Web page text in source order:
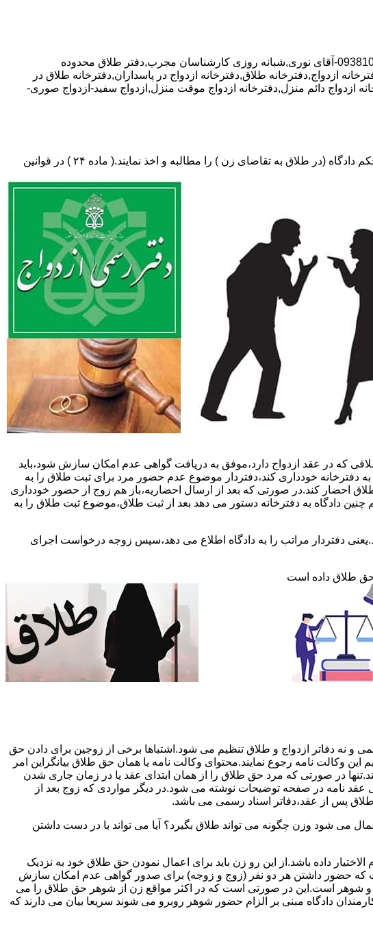
با تخفیف ویژه مشاوره رایگان,09381024452-آقای نوری,شبانه روزی کارشناسان مجرب,دفتر طلاق محدوده
ازدواج,دفترخانه طلاق,دفترخانه ازدواج در پاسداران,دفترخانه طلاق در
ازدواج دائم منزل,دفترخانه ازدواج موقت منزل,ازدواج سفید-ازدواج صوری-
دفتر طلاق،باید در ثبت طلاق گواهی عدم امکان سازش (مخصوص طلاق توافقی و یا طلاق به تقاضای مرد ) و لازم ضروری حکم دادگاه (در طلاق به تقاضای زن ) را مطالبه و اخذ نمایند.( ماده ۲۴ ) در قوانین
که در عقد ازدواج دارد،موفق به دریافت گواهی عدم امکان سازش شود،باید
دفترخانه خودداری کند،دفتردار موضوع عدم حضور مرد برای ثبت طلاق را به
احضار کند.در صورتی که بعد از ارسال احضاریه،باز هم زوج از حضور خودداری
دادگاه به دفترخانه دستور می دهد بعد از ثبت طلاق،موضوع ثبت طلاق را به
دفتردار مراتب را به دادگاه اطلاع می دهد،سپس زوجه درخواست اجرای
حق طلاق داده است
نه دفاتر ازدواج و طلاق تنظیم می شود.اشتباها برخی از زوجین برای دادن حق
وکالت نامه رجوع نمایند.محتوای وکالت نامه یا همان حق طلاق بیانگراین امر
در صورتی که مرد حق طلاق را از همان ابتدای عقد یا در زمان جاری شدن
عقد نامه در صفحه توضیحات نوشته می شود.در دیگر مواردی که زوج بعد از
پس از عقد،دفاتر اسناد رسمی می باشد.
شود وزن چگونه می تواند طلاق بگیرد؟ آیا می تواند با در دست داشتن
داده باشد.از این رو زن باید برای اعمال نمودن حق طلاق خود به نزدیک
که حضور داشتن هر دو نفر (زوج و زوجه) برای صدور گواهی عدم امکان سازش
شوهر است.این در صورتی است که در اکثر مواقع زن از شوهر حق طلاق را می
دادگاه مبنی بر الزام حضور شوهر روبرو می شوند سریعا بیان می دارند که